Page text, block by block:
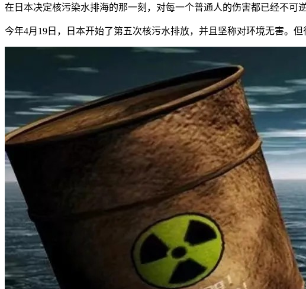
在日本决定核污染水排海的那一刻，对每一个普通人的伤害都已经不可
今年4月19日，日本开始了第五次核污水排放，并且坚称对环境无害。但